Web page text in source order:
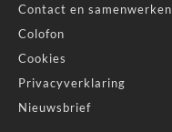
Contact en samenwerken
Colofon
Cookies
Privacyverklaring
Nieuwsbrief